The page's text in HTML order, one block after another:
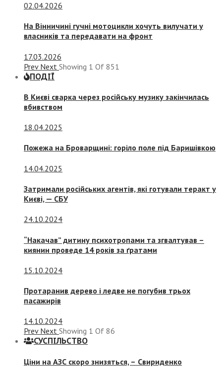
02.04.2026
На Вінничині гучні мотоцикли хочуть вилучати у
власників та передавати на фронт
17.03.2026
Prev Next Showing 1 Of 851
ПОДІЇ
В Києві сварка через російську музику закінчилась
вбивством
18.04.2025
Пожежа на Броварщині: горіло поле під Баришівкою
14.04.2025
Затримали російських агентів, які готували теракт у
Києві, — СБУ
24.10.2024
“Накачав” дитину психотропами та згвалтував –
киянин проведе 14 років за ґратами
15.10.2024
Протаранив дерево і ледве не погубив трьох
пасажирів
14.10.2024
Prev Next Showing 1 Of 86
СУСПIЛЬСТВО
Ціни на АЗС скоро знизяться, – Свириденко